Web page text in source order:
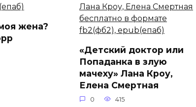
жена?
«Детский доктор или
Попаданка в злую
мачеху» Лана Кроу,
Елена Смертная
0 415